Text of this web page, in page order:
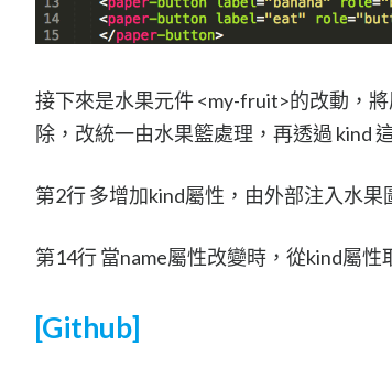
接下來是水果元件 <my-fruit>的改動，
除，改統一由水果籃處理，再透過 kind
第2行 多增加kind屬性，由外部注入水果
第14行 當name屬性改變時，從kind屬性
[Github]